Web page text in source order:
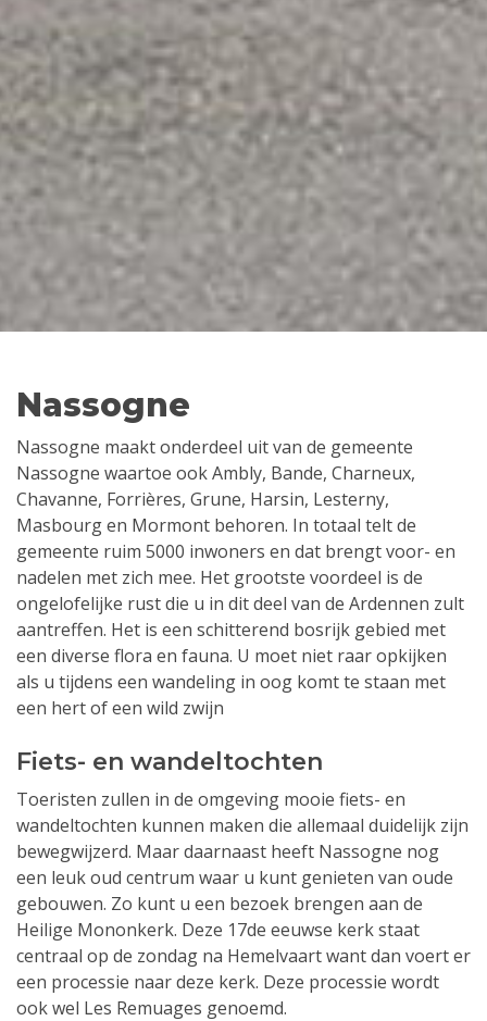
Nassogne
Nassogne maakt onderdeel uit van de gemeente
Nassogne waartoe ook Ambly, Bande, Charneux,
Chavanne, Forrières, Grune, Harsin, Lesterny,
Masbourg en Mormont behoren. In totaal telt de
gemeente ruim 5000 inwoners en dat brengt voor- en
nadelen met zich mee. Het grootste voordeel is de
ongelofelijke rust die u in dit deel van de Ardennen zult
aantreffen. Het is een schitterend bosrijk gebied met
een diverse flora en fauna. U moet niet raar opkijken
als u tijdens een wandeling in oog komt te staan met
een hert of een wild zwijn
Fiets- en wandeltochten
Toeristen zullen in de omgeving mooie fiets- en
wandeltochten kunnen maken die allemaal duidelijk zijn
bewegwijzerd. Maar daarnaast heeft Nassogne nog
een leuk oud centrum waar u kunt genieten van oude
gebouwen. Zo kunt u een bezoek brengen aan de
Heilige Mononkerk. Deze 17de eeuwse kerk staat
centraal op de zondag na Hemelvaart want dan voert er
een processie naar deze kerk. Deze processie wordt
ook wel Les Remuages genoemd.